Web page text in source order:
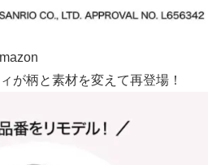
が柄と素材を変えて再登場！